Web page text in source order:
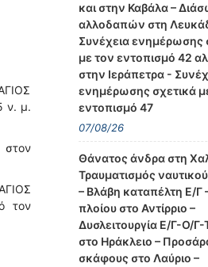
ν. μ.
στον
τον
και στην Καβάλα –
αλλοδαπών στη
Συνέχεια ενημέρωσης
με τον εντοπισμό 42
στην Ιεράπετρα -
ενημέρωσης σχετικά
εντοπισμό 47
07/08/26
Θάνατος άνδρα στη
Τραυματισμός
– Βλάβη καταπέλτη Ε/Γ
πλοίου στο Αντίρριο –
Δυσλειτουργία Ε/Γ-Ο/
στο Ηράκλειο –
σκάφους στο Λαύριο –